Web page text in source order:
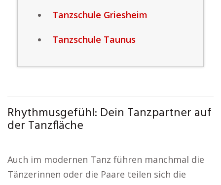
Tanzschule Griesheim
Tanzschule Taunus
Rhythmusgefühl: Dein Tanzpartner auf
der Tanzfläche
Auch im modernen Tanz führen manchmal die
Tänzerinnen oder die Paare teilen sich die